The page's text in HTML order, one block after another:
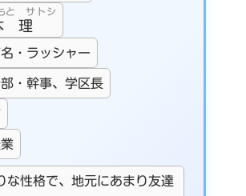
と サトシ
理
・ラッシャー
・幹事、学区長
な性格で、地元にあまり友達